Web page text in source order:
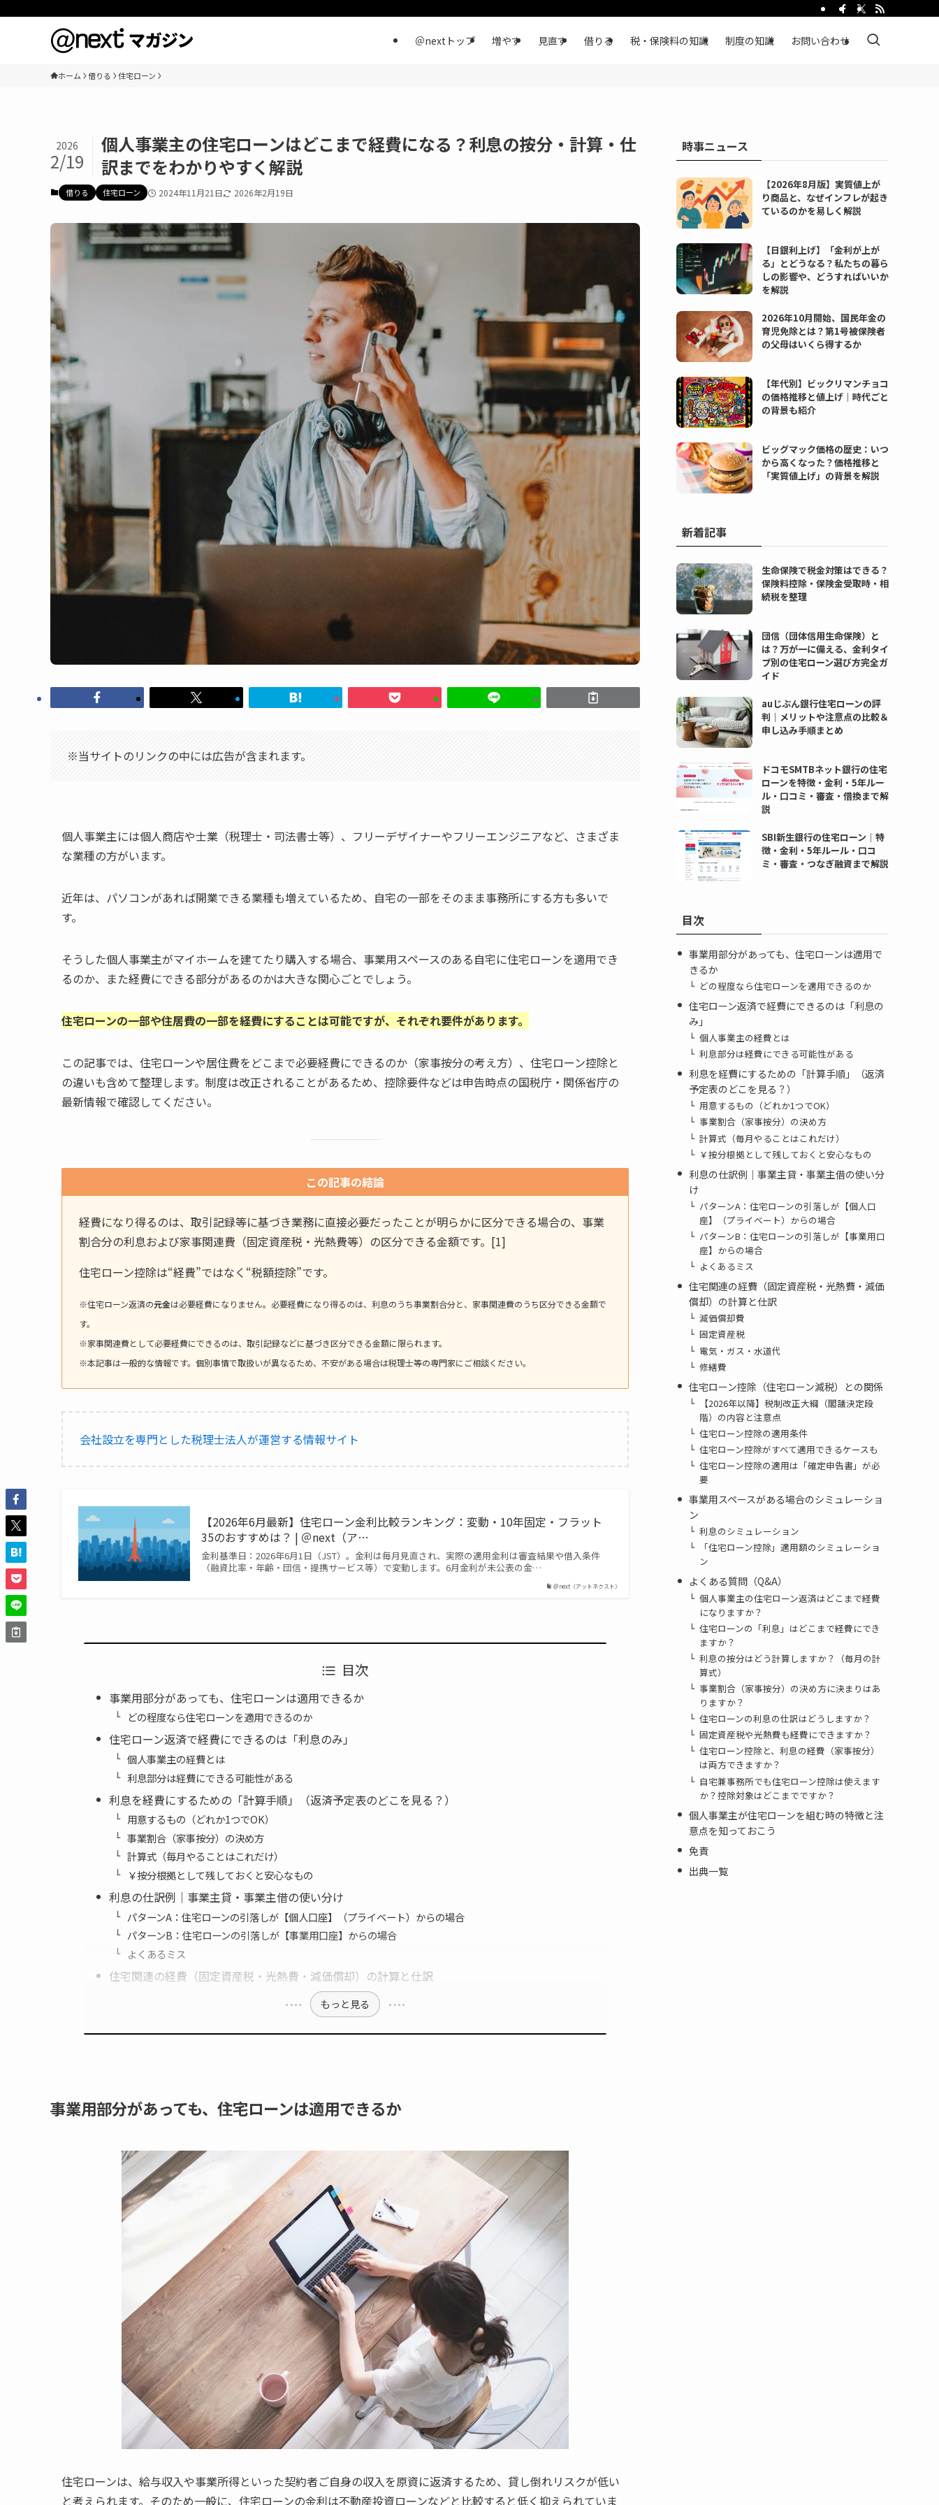
＠nextトップ 増やす 見直す 借りる 税・保険料の知識 制度の知識 お問い合わせ
ホーム 借りる 住宅ローン
個人事業主の住宅ローンはどこまで経費になる？利息の按分・計算・仕
訳までをわかりやすく解説
2026
2/19
借りる 住宅ローン 2024年11月21日 2026年2月19日
※当サイトのリンクの中には広告が含まれます。
個人事業主には個人商店や士業（税理士・司法書士等）、フリーデザイナーやフリーエンジニアなど、さまざま
な業種の方がいます。
近年は、パソコンがあれば開業できる業種も増えているため、自宅の一部をそのまま事務所にする方も多いで
す。
そうした個人事業主がマイホームを建てたり購入する場合、事業用スペースのある自宅に住宅ローンを適用でき
るのか、また経費にできる部分があるのかは大きな関心ごとでしょう。
住宅ローンの一部や住居費の一部を経費にすることは可能ですが、それぞれ要件があります。
この記事では、住宅ローンや居住費をどこまで必要経費にできるのか（家事按分の考え方）、住宅ローン控除と
の違いも含めて整理します。制度は改正されることがあるため、控除要件などは申告時点の国税庁・関係省庁の
最新情報で確認してください。
この記事の結論
経費になり得るのは、取引記録等に基づき業務に直接必要だったことが明らかに区分できる場合の、事業
割合分の利息および家事関連費（固定資産税・光熱費等）の区分できる金額です。[1]
住宅ローン控除は“経費”ではなく“税額控除”です。
※住宅ローン返済の元金は必要経費になりません。必要経費になり得るのは、利息のうち事業割合分と、家事関連費のうち区分できる金額で
す。
※家事関連費として必要経費にできるのは、取引記録などに基づき区分できる金額に限られます。
※本記事は一般的な情報です。個別事情で取扱いが異なるため、不安がある場合は税理士等の専門家にご相談ください。
会社設立を専門とした税理士法人が運営する情報サイト
＠next（アットネクスト）
【2026年6月最新】住宅ローン金利比較ランキング：変動・10年固定・フラット
35のおすすめは？ | ＠next（ア…
金利基準日：2026年6月1日（JST）。金利は毎月見直され、実際の適用金利は審査結果や借入条件
（融資比率・年齢・団信・提携サービス等）で変動します。6月金利が未公表の金…
目次
事業用部分があっても、住宅ローンは適用できるか
どの程度なら住宅ローンを適用できるのか
住宅ローン返済で経費にできるのは「利息のみ」
個人事業主の経費とは
利息部分は経費にできる可能性がある
利息を経費にするための「計算手順」（返済予定表のどこを見る？）
用意するもの（どれか1つでOK）
事業割合（家事按分）の決め方
計算式（毎月やることはこれだけ）
￥按分根拠として残しておくと安心なもの
利息の仕訳例｜事業主貸・事業主借の使い分け
パターンA：住宅ローンの引落しが【個人口座】（プライベート）からの場合
パターンB：住宅ローンの引落しが【事業用口座】からの場合
よくあるミス
住宅関連の経費（固定資産税・光熱費・減価償却）の計算と仕訳
もっと見る
事業用部分があっても、住宅ローンは適用できるか
住宅ローンは、給与収入や事業所得といった契約者ご自身の収入を原資に返済するため、貸し倒れリスクが低い
と考えられます。そのため一般に、住宅ローンの金利は不動産投資ローンなどと比較すると低く抑えられていま
時事ニュース
【2026年8月版】実質値上が
り商品と、なぜインフレが起き
ているのかを易しく解説
【日銀利上げ】「金利が上が
る」とどうなる？私たちの暮ら
しの影響や、どうすればいいか
を解説
2026年10月開始、国民年金の
育児免除とは？第1号被保険者
の父母はいくら得するか
【年代別】ビックリマンチョコ
の価格推移と値上げ｜時代ごと
の背景も紹介
ビッグマック価格の歴史：いつ
から高くなった？価格推移と
「実質値上げ」の背景を解説
新着記事
生命保険で税金対策はできる？
保険料控除・保険金受取時・相
続税を整理
団信（団体信用生命保険）と
は？万が一に備える、金利タイ
プ別の住宅ローン選び方完全ガ
イド
auじぶん銀行住宅ローンの評
判｜メリットや注意点の比較＆
申し込み手順まとめ
ドコモSMTBネット銀行の住宅
ローンを特徴・金利・5年ルー
ル・口コミ・審査・借換まで解
説
SBI新生銀行の住宅ローン｜特
徴・金利・5年ルール・口コ
ミ・審査・つなぎ融資まで解説
目次
事業用部分があっても、住宅ローンは適用で
きるか
どの程度なら住宅ローンを適用できるのか
住宅ローン返済で経費にできるのは「利息の
み」
個人事業主の経費とは
利息部分は経費にできる可能性がある
利息を経費にするための「計算手順」（返済
予定表のどこを見る？）
用意するもの（どれか1つでOK）
事業割合（家事按分）の決め方
計算式（毎月やることはこれだけ）
￥按分根拠として残しておくと安心なもの
利息の仕訳例｜事業主貸・事業主借の使い分
け
パターンA：住宅ローンの引落しが【個人口
座】（プライベート）からの場合
パターンB：住宅ローンの引落しが【事業用口
座】からの場合
よくあるミス
住宅関連の経費（固定資産税・光熱費・減価
償却）の計算と仕訳
減価償却費
固定資産税
電気・ガス・水道代
修繕費
住宅ローン控除（住宅ローン減税）との関係
【2026年以降】税制改正大綱（閣議決定段
階）の内容と注意点
住宅ローン控除の適用条件
住宅ローン控除がすべて適用できるケースも
住宅ローン控除の適用は「確定申告書」が必
要
事業用スペースがある場合のシミュレーショ
ン
利息のシミュレーション
「住宅ローン控除」適用額のシミュレーショ
ン
よくある質問（Q&A）
個人事業主の住宅ローン返済はどこまで経費
になりますか？
住宅ローンの「利息」はどこまで経費にでき
ますか？
利息の按分はどう計算しますか？（毎月の計
算式）
事業割合（家事按分）の決め方に決まりはあ
りますか？
住宅ローンの利息の仕訳はどうしますか？
固定資産税や光熱費も経費にできますか？
住宅ローン控除と、利息の経費（家事按分）
は両方できますか？
自宅兼事務所でも住宅ローン控除は使えます
か？控除対象はどこまでですか？
個人事業主が住宅ローンを組む時の特徴と注
意点を知っておこう
免責
出典一覧